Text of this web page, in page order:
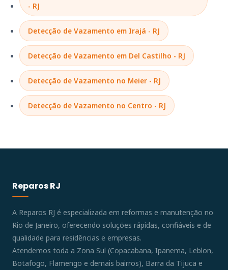
- RJ
Detecção de Vazamento em Irajá - RJ
Detecção de Vazamento em Del Castilho - RJ
Detecção de Vazamento no Meier - RJ
Detecção de Vazamento no Centro - RJ
Reparos RJ
A Reparos RJ é especializada em reformas e manutenção no
Rio de Janeiro, oferecendo soluções rápidas, confiáveis e de
qualidade para residências e empresas.
Atendemos toda a Zona Sul (Copacabana, Ipanema, Leblon,
Botafogo, Flamengo e demais bairros), Barra da Tijuca e